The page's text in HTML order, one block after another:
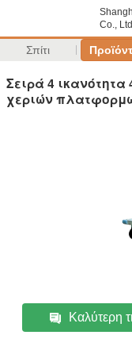
Co.,
Σπίτι
Σειρά 4 ικανότητα
χεριών
Καλύτερη